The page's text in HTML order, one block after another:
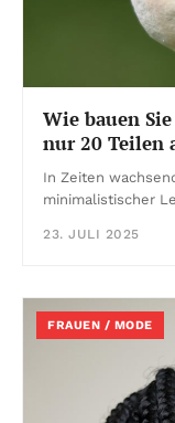
Wie bauen
nur 20 Teilen
In Zeiten
minimalistischer
23. JULI 2025
FRAUEN / MODE